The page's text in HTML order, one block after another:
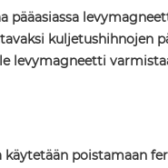
kuljetushihnojen
levymagneetti
poistamaan